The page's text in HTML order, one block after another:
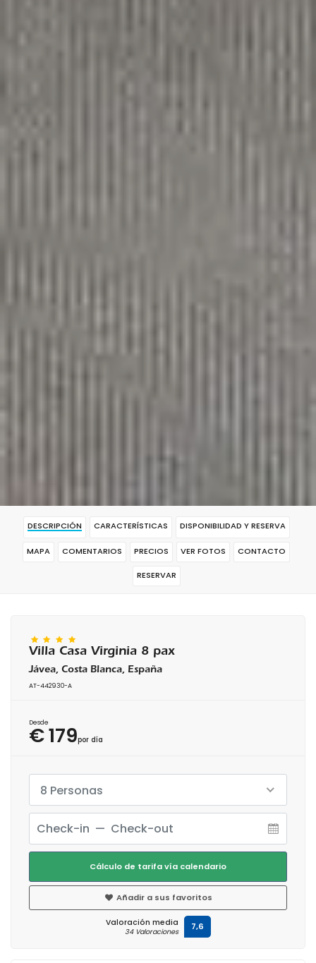
DESCRIPCIÓN CARACTERÍSTICAS DISPONIBILIDAD Y RESERVA
MAPA COMENTARIOS PRECIOS VER FOTOS CONTACTO
RESERVAR
Villa Casa Virginia 8 pax
Jávea, Costa Blanca, España
AT-442930-A
Desde
€ 179por día
8 Personas
Cálculo de tarifa vía calendario
Añadir a sus favoritos
Valoración media
34 Valoraciones 7,6